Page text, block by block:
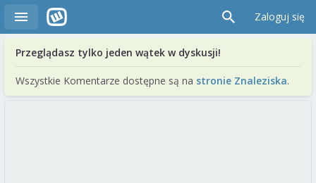
Zaloguj się
Przeglądasz tylko jeden wątek w dyskusji!
Wszystkie Komentarze dostępne są na stronie Znaleziska.